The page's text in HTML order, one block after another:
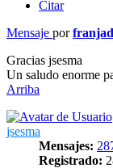
Citar
Mensaje por
Gracias jsesma
Un saludo enorme
Arriba
jsesma
Mensajes:
Registrado: